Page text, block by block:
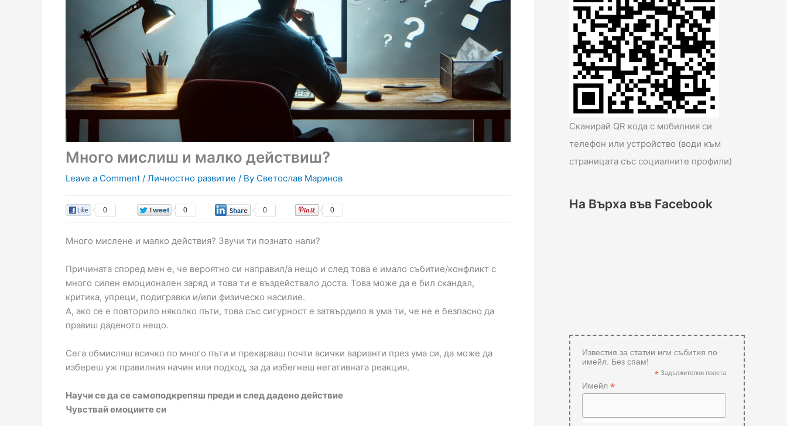
Много мислиш и малко действиш?
Leave a Comment /Личностно развитие / By Светослав Маринов
0 0 0 0
Много мислене и малко действия? Звучи ти познато нали?
Причината според мен е, че вероятно си направил/а нещо и след това е имало събитие/конфликт с
много силен емоционален заряд и това ти е въздействало доста. Това може да е бил скандал,
критика, упреци, подигравки и/или физическо насилие.
А, ако се е повторило няколко пъти, това със сигурност е затвърдило в ума ти, че не е безпасно да
правиш даденото нещо.
Сега обмисляш всичко по много пъти и прекарваш почти всички варианти през ума си, да може да
избереш уж правилния начин или подход, за да избегнеш негативната реакция.
Научи се да се самоподкрепяш преди и след дадено действие
Чувствай емоциите си
Сканирай QR кода с мобилния си
телефон или устройство (води към
страницата със социалните профили)
На Върха във Facebook
Известия за статии или събития по
имейл. Без спам!
*Задължителни полета
Имейл *